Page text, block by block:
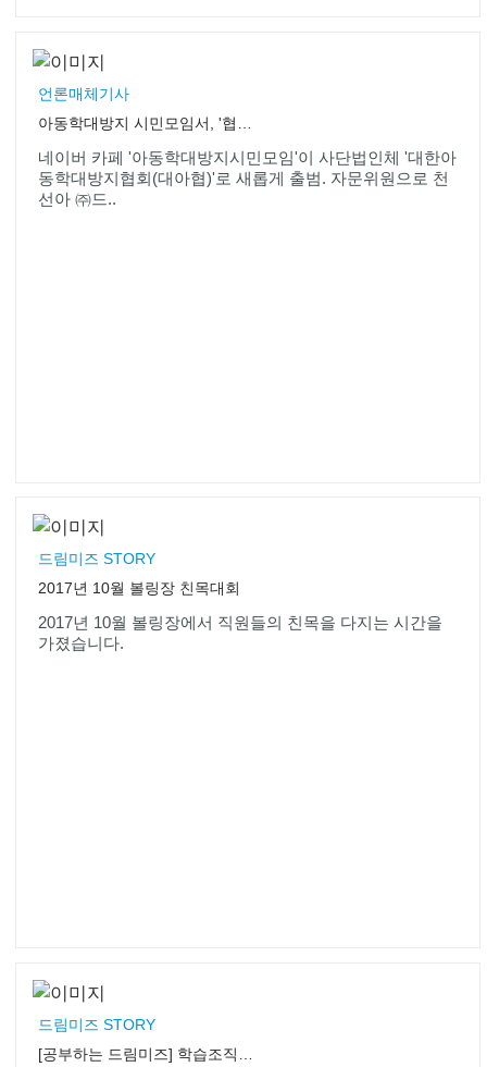
언론매체기사
네이버 카페 '아동학대방지시민모임'이 사단법인체 '대한아
동학대방지협회(대아협)'로 새롭게 출범. 자문위원으로 천
선아 ㈜드..
드림미즈 STORY
2017년 10월 볼링장 친목대회
2017년 10월 볼링장에서 직원들의 친목을 다지는 시간을
가졌습니다.
드림미즈 STORY
[공부하는 드림미즈] 학습조직화 사업 _ 2014년부터 3년동안 진행